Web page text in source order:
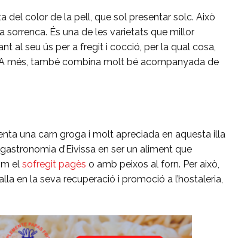
del color de la pell, que sol presentar solc. Això
sorrenca. És una de les varietats que millor
al seu ús per a fregit i cocció, per la qual cosa,
més, també combina molt bé acompanyada de
una carn groga i molt apreciada en aquesta illa
d’Eivissa en ser un aliment que
el sofregit pagès o amb peixos al forn. Per això,
en la seva recuperació i promoció a l’hostaleria,